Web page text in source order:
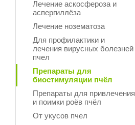
Лечение аскосфероза и
аспергиллёза
Лечение нозематоза
Для профилактики и
лечения вирусных болезней
пчел
Препараты для
биостимуляции пчёл
Препараты для привлечения
и поимки роёв пчёл
От укусов пчел